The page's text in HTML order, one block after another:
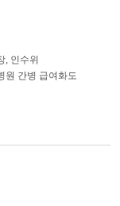
, 인수위
원 간병 급여화도
감염병인 코로...